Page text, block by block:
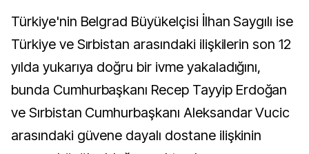
Türkiye'nin Belgrad Büyükelçisi İlhan Saygılı ise
Türkiye ve Sırbistan arasındaki ilişkilerin son 12
yılda yukarıya doğru bir ivme yakaladığını,
bunda Cumhurbaşkanı Recep Tayyip Erdoğan
ve Sırbistan Cumhurbaşkanı Aleksandar Vucic
arasındaki güvene dayalı dostane ilişkinin